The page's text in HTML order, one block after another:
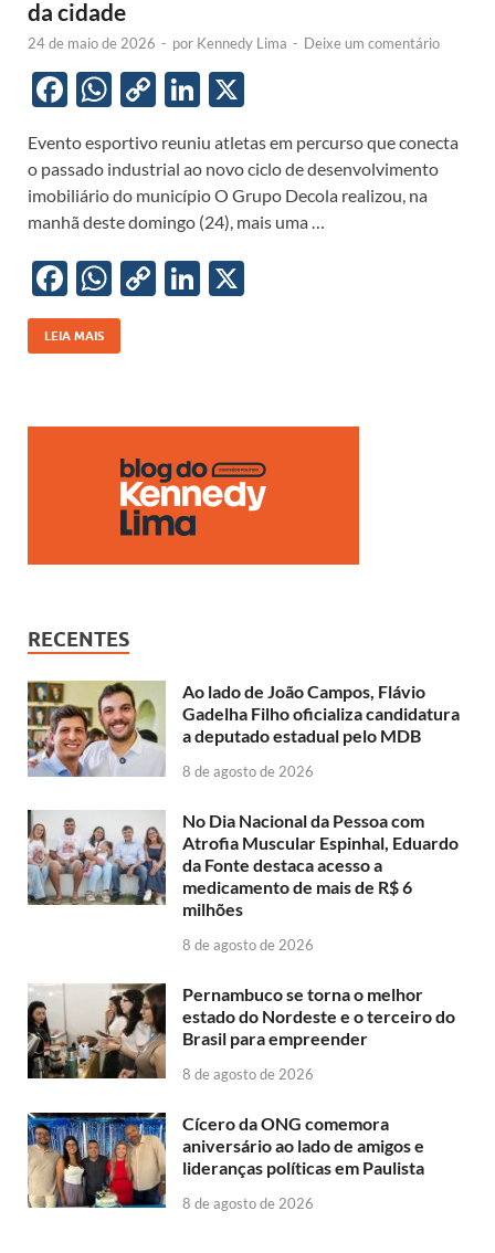
da cidade
24 de maio de 2026 - por Kennedy Lima - Deixe um comentário
F
e
b
o
o
k
W
at
s
A
p
p
C
p
y
Li
n
k
Li
k
e
dI
n
Evento esportivo reuniu atletas em percurso que conecta
o passado industrial ao novo ciclo de desenvolvimento
imobiliário do município O Grupo Decola realizou, na
manhã deste domingo (24), mais uma …
F
ac
e
o
W
h
at
A
p
p
C
Li
n
k
Li
dI
n
LEIA MAIS
RECENTES
Ao lado de João Campos, Flávio
Gadelha Filho oficializa candidatura
a deputado estadual pelo MDB
8 de agosto de 2026
No Dia Nacional da Pessoa com
Atrofia Muscular Espinhal, Eduardo
da Fonte destaca acesso a
medicamento de mais de R$ 6
milhões
8 de agosto de 2026
Pernambuco se torna o melhor
estado do Nordeste e o terceiro do
Brasil para empreender
8 de agosto de 2026
Cícero da ONG comemora
aniversário ao lado de amigos e
lideranças políticas em Paulista
8 de agosto de 2026